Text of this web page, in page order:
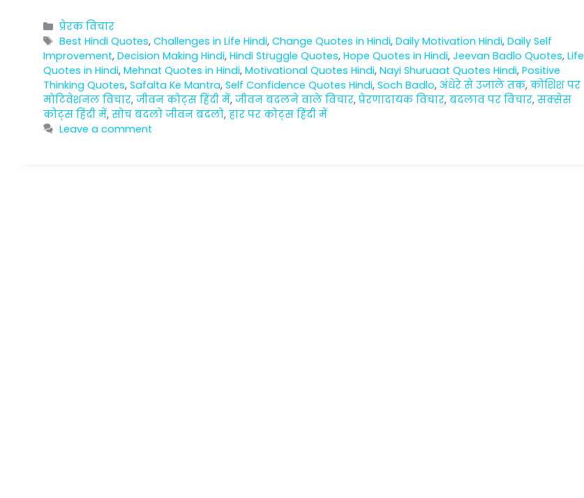
Categories
प्रेरक विचार
Tags
Best Hindi Quotes,Challenges in Life Hindi,Change Quotes in Hindi,Daily Motivation Hindi,Daily Self
Improvement, Decision Making Hindi, Hindi Struggle Quotes, Hope Quotes in Hindi, Jeevan Badlo Quotes, Life
Quotes in Hindi, Mehnat Quotes in Hindi, Motivational Quotes Hindi, Nayi Shuruaat Quotes Hindi, Positive
Thinking Quotes, Safalta Ke Mantra, Self Confidence Quotes Hindi, Soch Badlo, अंधेरे से उजाले तक, कोशिश पर
मोटिवेशनल विचार, जीवन कोट्स हिंदी में, जीवन बदलने वाले विचार, प्रेरणादायक विचार, बदलाव पर विचार, सक्सेस
कोट्स हिंदी में, सोच बदलो जीवन बदलो, हार पर कोट्स हिंदी में
Leave a comment